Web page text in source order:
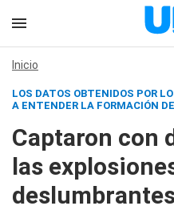
Inicio
LOS DATOS OBTENIDOS POR
A ENTENDER LA FORMACIÓN
Captaron con
las